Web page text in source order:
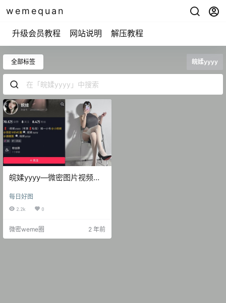
wemequan
升级会员教程 网站说明 解压教程
全部标签 皖媃yyyy
皖媃yyyy—微密图片视频合
每日好图
2.2k 0
微密weme圈 2 年前